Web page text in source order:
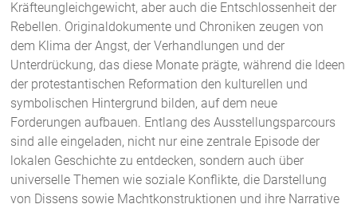
Kräfteungleichgewicht, aber auch die Entschlossenheit der
Rebellen. Originaldokumente und Chroniken zeugen von
dem Klima der Angst, der Verhandlungen und der
Unterdrückung, das diese Monate prägte, während die Ideen
der protestantischen Reformation den kulturellen und
symbolischen Hintergrund bilden, auf dem neue
Forderungen aufbauen. Entlang des Ausstellungsparcours
sind alle eingeladen, nicht nur eine zentrale Episode der
lokalen Geschichte zu entdecken, sondern auch über
universelle Themen wie soziale Konflikte, die Darstellung
von Dissens sowie Machtkonstruktionen und ihre Narrative